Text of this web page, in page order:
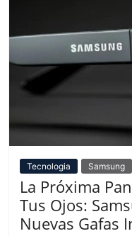
Tecnologia Samsung
La Próxima
Tus Ojos:
Nuevas Gafas